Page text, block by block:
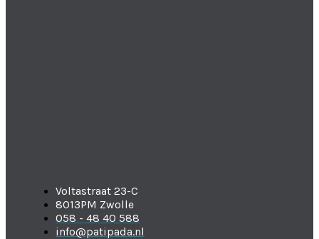
Voltastraat 23-C
8013PM Zwolle
058 - 48 40 588
info@patipada.nl